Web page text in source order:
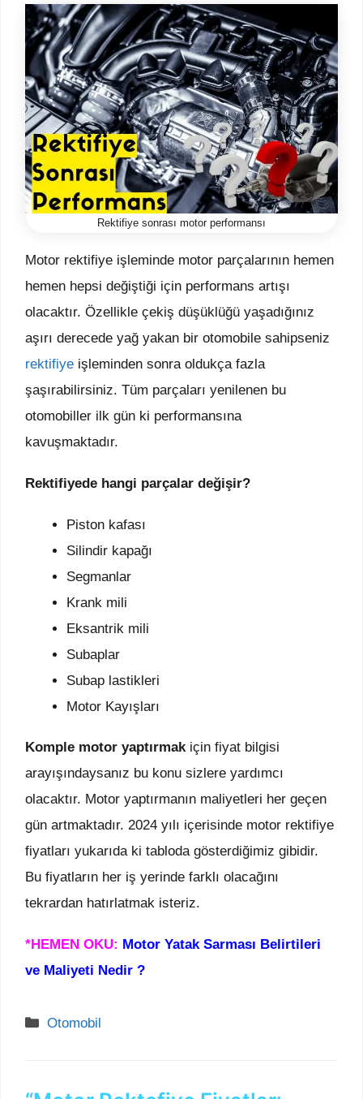
Rektifiye sonrası motor performansı
Motor rektifiye işleminde motor parçalarının hemen
hemen hepsi değiştiği için performans artışı
olacaktır. Özellikle çekiş düşüklüğü yaşadığınız
aşırı derecede yağ yakan bir otomobile sahipseniz
rektifiye işleminden sonra oldukça fazla
şaşırabilirsiniz. Tüm parçaları yenilenen bu
otomobiller ilk gün ki performansına
kavuşmaktadır.
Rektifiyede hangi parçalar değişir?
Piston kafası
Silindir kapağı
Segmanlar
Krank mili
Eksantrik mili
Subaplar
Subap lastikleri
Motor Kayışları
Komple motor yaptırmakiçin fiyat bilgisi
arayışındaysanız bu konu sizlere yardımcı
olacaktır. Motor yaptırmanın maliyetleri her geçen
gün artmaktadır. 2024 yılı içerisinde motor rektifiye
fiyatları yukarıda ki tabloda gösterdiğimiz gibidir.
Bu fiyatların her iş yerinde farklı olacağını
tekrardan hatırlatmak isteriz.
*HEMEN OKU: Motor Yatak Sarması Belirtileri
ve Maliyeti Nedir ?
Kategoriler
Otomobil